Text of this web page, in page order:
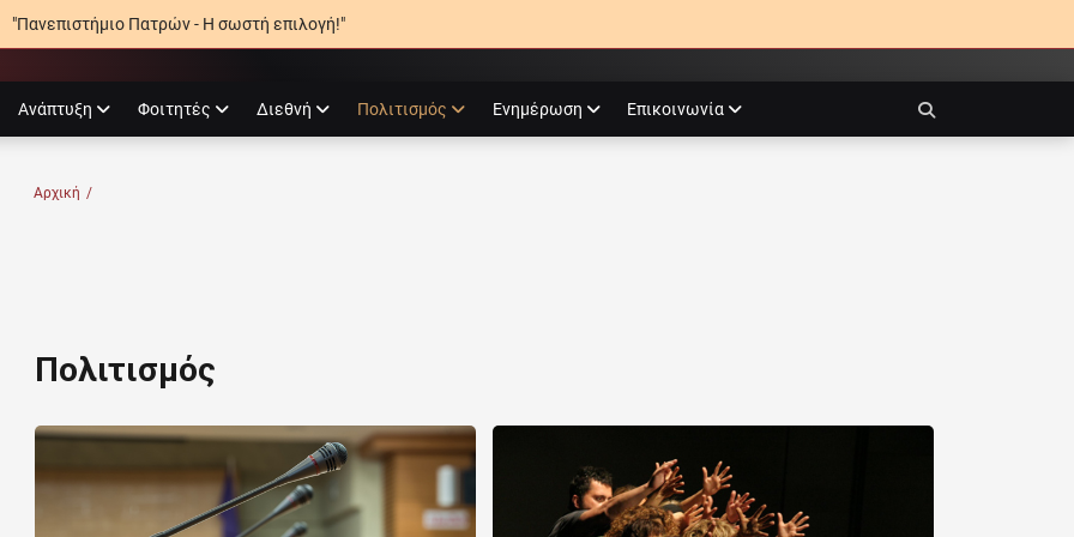
"Πανεπιστήμιο Πατρών - Η σωστή επιλογή!"
Ανάπτυξη Φοιτητές Διεθνή Πολιτισμός Ενημέρωση Επικοινωνία
ΠΑΤΡΏΝ
Αρχική /
Πολιτισμός